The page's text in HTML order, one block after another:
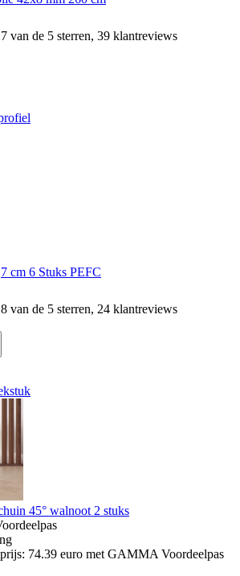
van de 5 sterren, 39 klantreviews
cm 6 Stuks PEFC
van de 5 sterren, 24 klantreviews
45° walnoot 2 stuks
74.39 euro met GAMMA Voordeelpas